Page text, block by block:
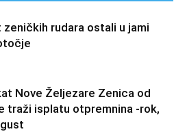
zeničkih rudara ostali u jami
Nove Željezare Zenica od
traži isplatu otpremnina -rok,